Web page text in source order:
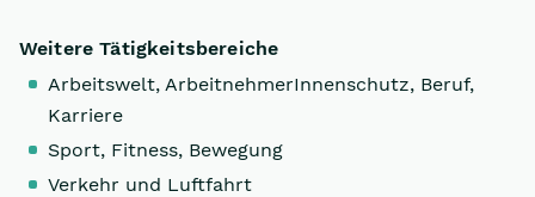
Weitere Tätigkeitsbereiche
Arbeitswelt, ArbeitnehmerInnenschutz, Beruf,
Karriere
Sport, Fitness, Bewegung
Verkehr und Luftfahrt